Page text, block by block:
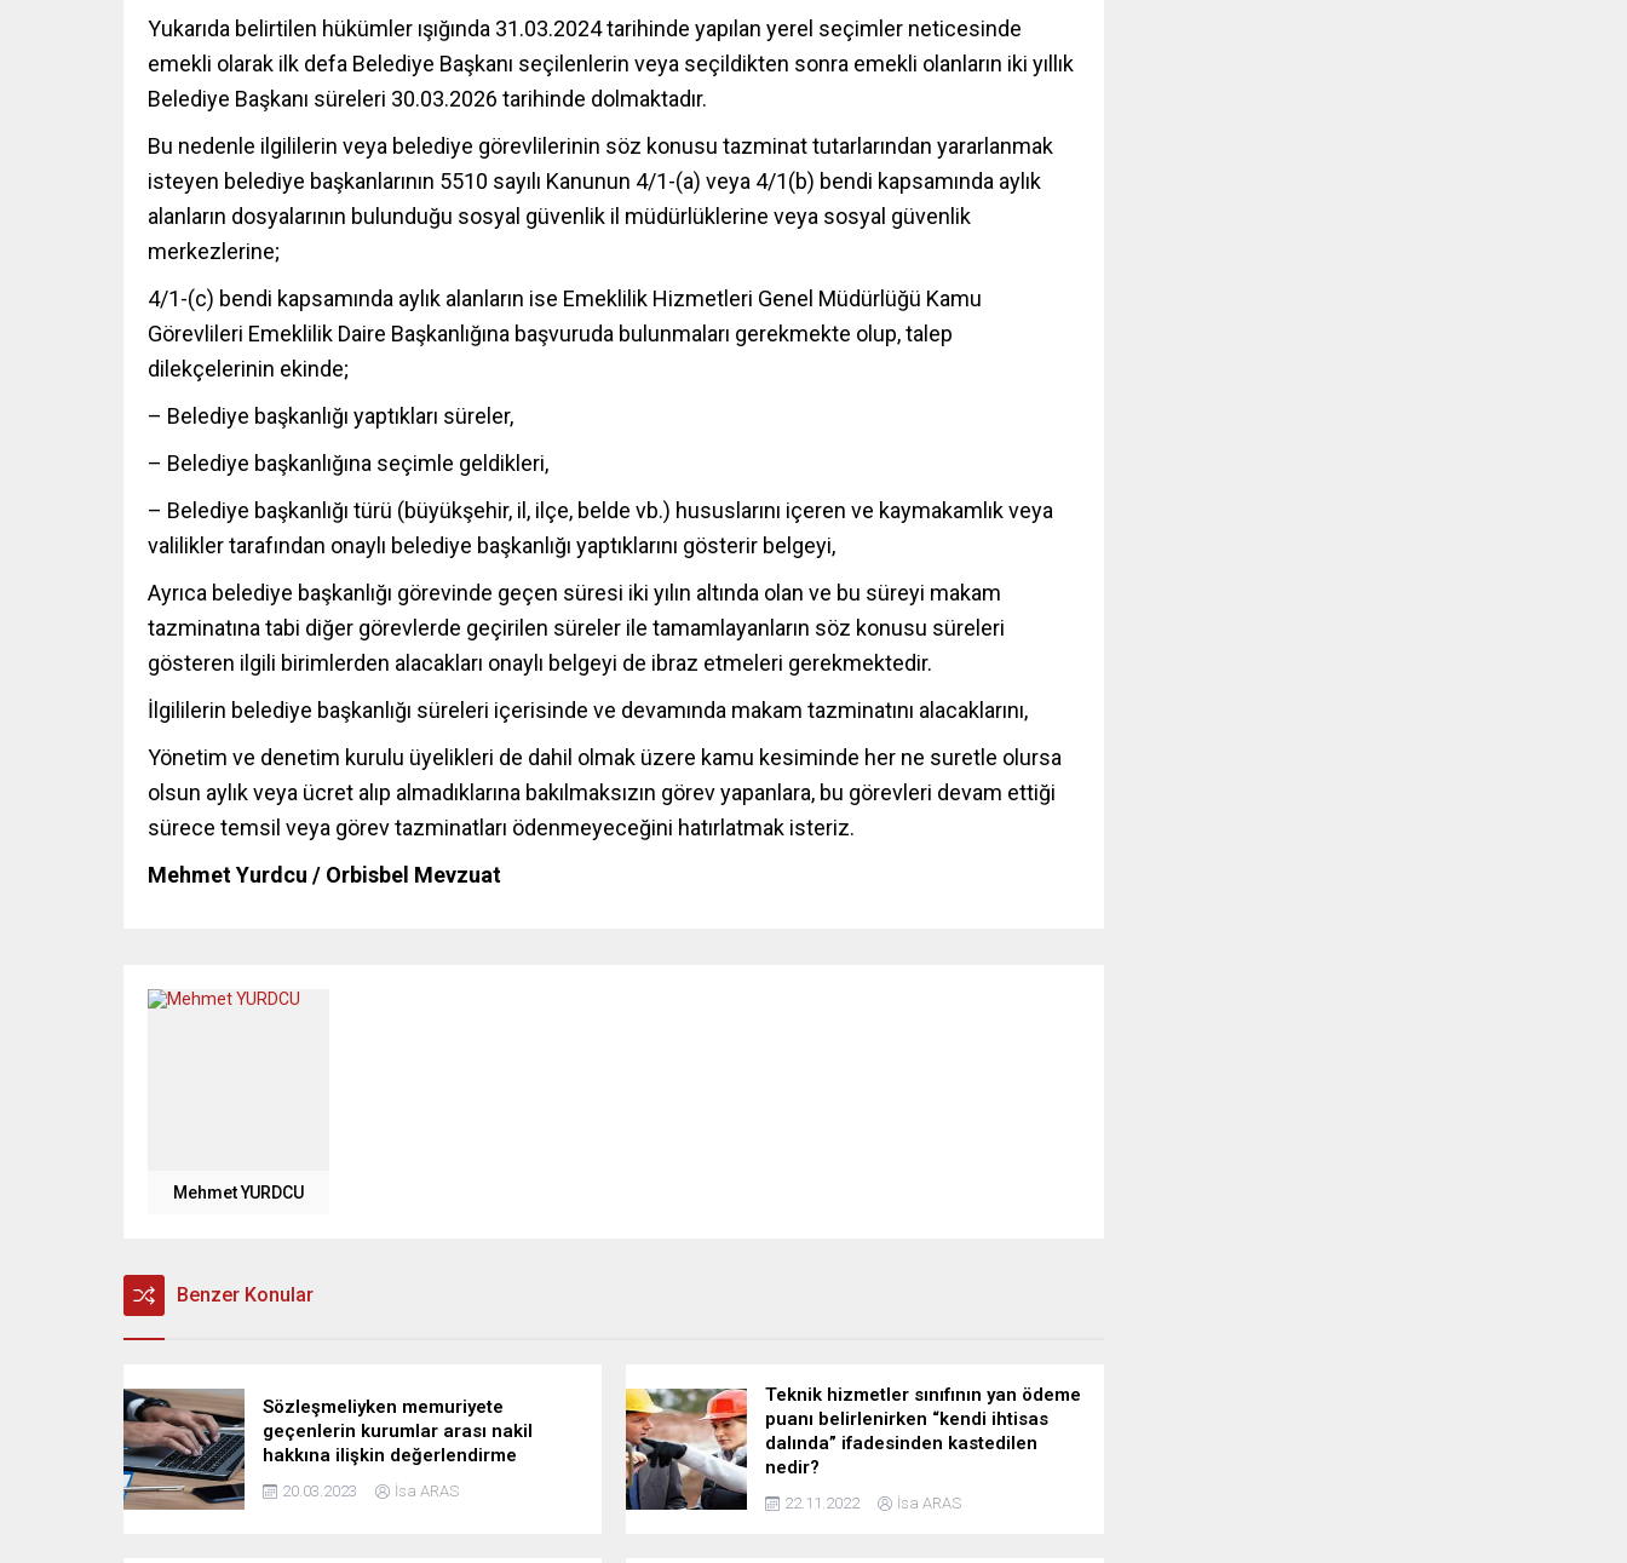
Yukarıda belirtilen hükümler ışığında 31.03.2024 tarihinde yapılan yerel seçimler neticesinde
emekli olarak ilk defa Belediye Başkanı seçilenlerin veya seçildikten sonra emekli olanların iki yıllık
Belediye Başkanı süreleri 30.03.2026 tarihinde dolmaktadır.
Bu nedenle ilgililerin veya belediye görevlilerinin söz konusu tazminat tutarlarından yararlanmak
isteyen belediye başkanlarının 5510 sayılı Kanunun 4/1-(a) veya 4/1(b) bendi kapsamında aylık
alanların dosyalarının bulunduğu sosyal güvenlik il müdürlüklerine veya sosyal güvenlik
merkezlerine;
4/1-(c) bendi kapsamında aylık alanların ise Emeklilik Hizmetleri Genel Müdürlüğü Kamu
Görevlileri Emeklilik Daire Başkanlığına başvuruda bulunmaları gerekmekte olup, talep
dilekçelerinin ekinde;
– Belediye başkanlığı yaptıkları süreler,
– Belediye başkanlığına seçimle geldikleri,
– Belediye başkanlığı türü (büyükşehir, il, ilçe, belde vb.) hususlarını içeren ve kaymakamlık veya
valilikler tarafından onaylı belediye başkanlığı yaptıklarını gösterir belgeyi,
Ayrıca belediye başkanlığı görevinde geçen süresi iki yılın altında olan ve bu süreyi makam
tazminatına tabi diğer görevlerde geçirilen süreler ile tamamlayanların söz konusu süreleri
gösteren ilgili birimlerden alacakları onaylı belgeyi de ibraz etmeleri gerekmektedir.
İlgililerin belediye başkanlığı süreleri içerisinde ve devamında makam tazminatını alacaklarını,
Yönetim ve denetim kurulu üyelikleri de dahil olmak üzere kamu kesiminde her ne suretle olursa
olsun aylık veya ücret alıp almadıklarına bakılmaksızın görev yapanlara, bu görevleri devam ettiği
sürece temsil veya görev tazminatları ödenmeyeceğini hatırlatmak isteriz.
Mehmet Yurdcu / Orbisbel Mevzuat
Mehmet YURDCU
Benzer Konular
Sözleşmeliyken memuriyete
geçenlerin kurumlar arası nakil
hakkına ilişkin değerlendirme
20.03.2023 İsa ARAS
Teknik hizmetler sınıfının yan ödeme
puanı belirlenirken “kendi ihtisas
dalında” ifadesinden kastedilen
nedir?
22.11.2022 İsa ARAS